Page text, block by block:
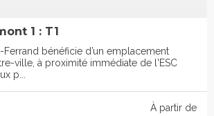
1 : T1
bénéficie d’un emplacement
ville, à proximité immédiate de l'ESC
p...
À partir de